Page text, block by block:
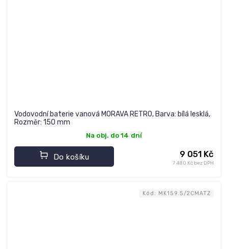
Vodovodní baterie vanová MORAVA RETRO, Barva: bílá lesklá,
Rozměr: 150 mm
Na obj. do 14 dní
7 480 Kč bez DPH
9 051 Kč
Do košíku
Kód: MK159.5/2CMATZ